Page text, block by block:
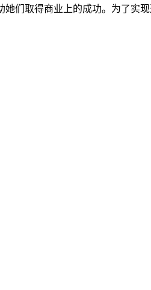
们取得商业上的成功。为了实